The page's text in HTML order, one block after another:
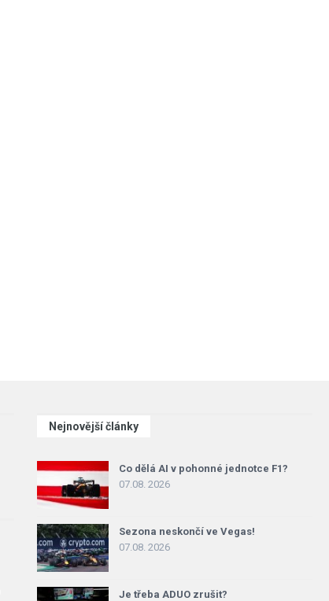
Nejnovější články
Co dělá AI v pohonné jednotce F1?
07.08. 2026
Sezona neskončí ve Vegas!
07.08. 2026
Je třeba ADUO zrušit?